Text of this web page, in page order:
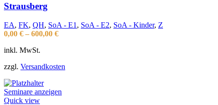
Strausberg
EA, FK, QH, SoA - E1 , SoA - E2, SoA - Kinder, Z
0,00 € – 600,00 €
inkl. MwSt.
zzgl. Versandkosten
Seminare anzeigen
Quick view